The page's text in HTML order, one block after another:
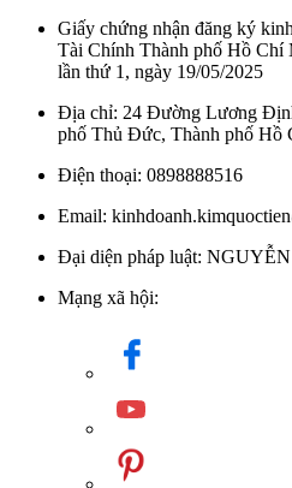
Giấy chứng nhận đăng ký
Tài Chính Thành phố Hồ Chí
lần thứ 1, ngày 19/05/2025
Địa chỉ: 24 Đường Lương
phố Thủ Đức, Thành phố Hồ
Điện thoại: 0898888516
Email:
Đại diện pháp luật:
Mạng xã hội: